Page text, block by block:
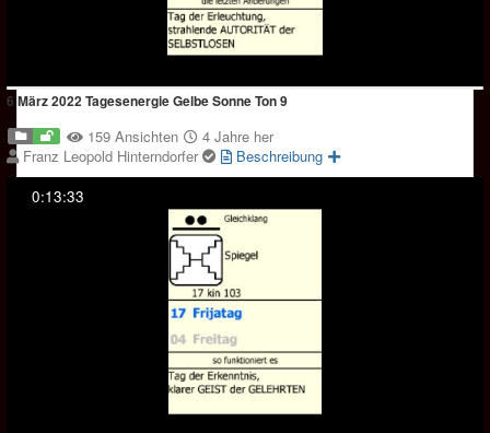
6 März 2022 Tagesenergie Gelbe Sonne Ton 9
159 Ansichten
4 Jahre her
Franz Leopold Hinterndorfer
Beschreibung
0:13:33